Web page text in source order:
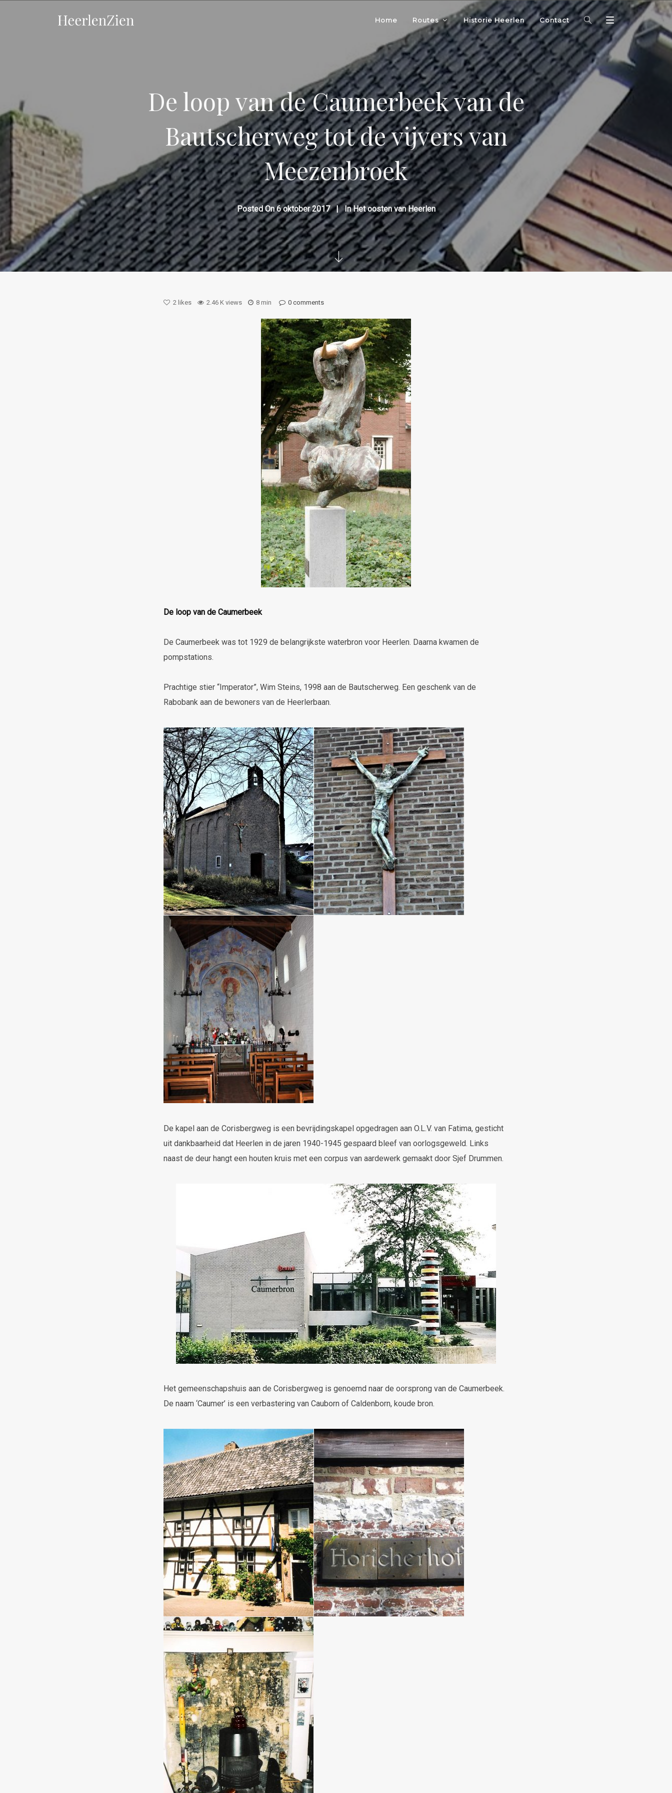
Home Routes Historie Heerlen Contact
De loop van de Caumerbeek van de
Bautscherweg tot de vijvers van
Meezenbroek
Posted On6 oktober 2017 InHet oosten van Heerlen
2 likes 2.46 K views 8 min 0 comments
De loop van de Caumerbeek
De Caumerbeek was tot 1929 de belangrijkste waterbron voor Heerlen. Daarna kwamen de
pompstations.
Prachtige stier “Imperator”, Wim Steins, 1998 aan de Bautscherweg. Een geschenk van de
Rabobank aan de bewoners van de Heerlerbaan.
De kapel aan de Corisbergweg is een bevrijdingskapel opgedragen aan O.L.V. van Fatima, gesticht
uit dankbaarheid dat Heerlen in de jaren 1940-1945 gespaard bleef van oorlogsgeweld. Links
naast de deur hangt een houten kruis met een corpus van aardewerk gemaakt door Sjef Drummen.
Het gemeenschapshuis aan de Corisbergweg is genoemd naar de oorsprong van de Caumerbeek.
De naam ‘Caumer’ is een verbastering van Cauborn of Caldenborn, koude bron.